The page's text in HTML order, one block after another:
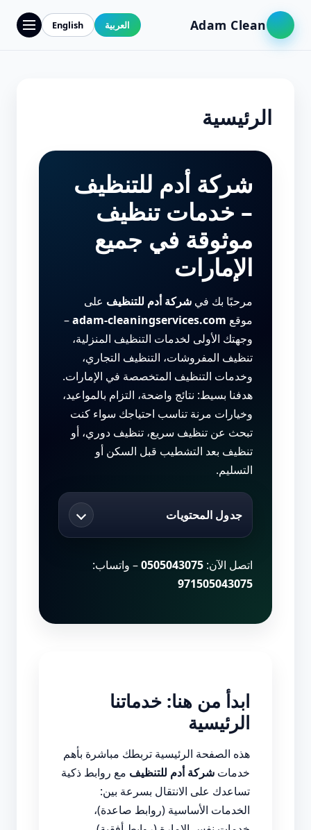
Adam Clean العربية English
الرئيسية
شركة أدم للتنظيف
– خدمات تنظيف
موثوقة في جميع
الإمارات
مرحبًا بك في شركة أدم للتنظيف على
موقع adam-cleaningservices.com
–
وجهتك الأولى لخدمات التنظيف المنزلية،
تنظيف المفروشات، التنظيف التجاري،
وخدمات التنظيف المتخصصة في الإمارات.
هدفنا بسيط: نتائج واضحة، التزام بالمواعيد،
وخيارات مرنة تناسب احتياجك سواء كنت
تبحث عن تنظيف سريع، تنظيف دوري، أو
تنظيف بعد التشطيب قبل السكن أو
التسليم.
جدول المحتويات
اتصل الآن: 0505043075– واتساب:
971505043075
ابدأ من هنا: خدماتنا
الرئيسية
هذه الصفحة الرئيسية تربطك مباشرة بأهم
خدمات شركة أدم للتنظيف مع روابط ذكية
تساعدك على الانتقال بسرعة بين:
الخدمات الأساسية (روابط صاعدة)،